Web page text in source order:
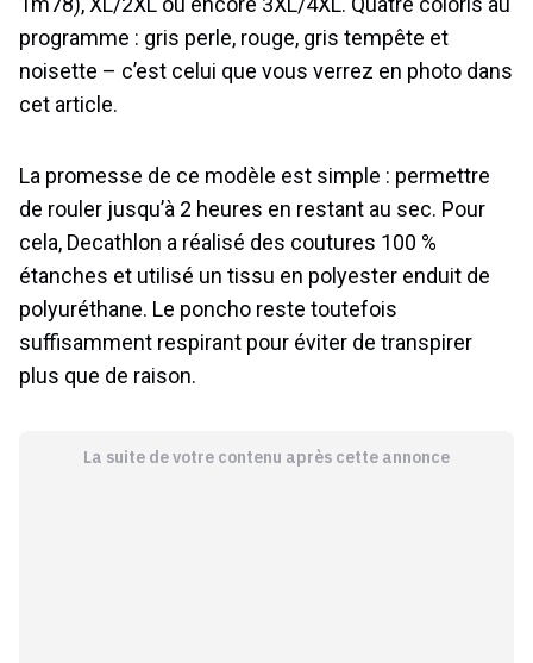
programme : gris perle, rouge, gris tempête et
noisette – c’est celui que vous verrez en photo dans
cet article.
La promesse de ce modèle est simple : permettre
de rouler jusqu’à 2 heures en restant au sec. Pour
cela, Decathlon a réalisé des coutures 100 %
étanches et utilisé un tissu en polyester enduit de
polyuréthane. Le poncho reste toutefois
suffisamment respirant pour éviter de transpirer
plus que de raison.
La suite de votre contenu après cette annonce